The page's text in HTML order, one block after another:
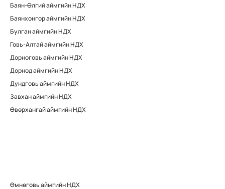
Баян-Өлгий аймгийн НДХ
Баянхонгор аймгийн НДХ
Булган аймгийн НДХ
Говь-Алтай аймгийн НДХ
Дорноговь аймгийн НДХ
Дорнод аймгийн НДХ
Дундговь аймгийн НДХ
Завхан аймгийн НДХ
Өвөрхангай аймгийн НДХ
Өмнөговь аймгийн НДХ